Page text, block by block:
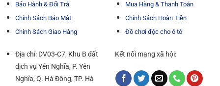
Bảo Hành & Đổi Trả
Chính Sách Bảo Mật
Chính Sách Giao Hàng
Mua Hàng & Thanh Toán
Chính Sách Hoàn Tiền
Đồ chơi độc cho ô tô
Địa chỉ: DV03-C7, Khu B đất
dịch vụ Yên Nghĩa, P. Yên
Nghĩa, Q. Hà Đông, TP. Hà
Kết nối mạng xã hội: